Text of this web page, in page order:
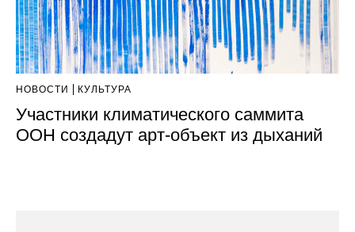
НОВОСТИ КУЛЬТУРА
Участники климатического саммита
ООН создадут арт-объект из дыханий